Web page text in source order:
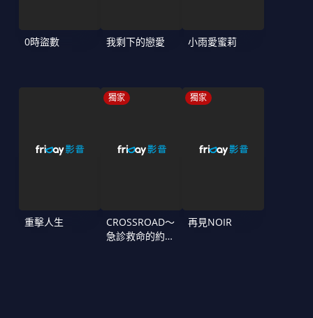
0時盜數 我剩下的戀愛 小雨愛蜜莉
重擊人生
獨家
CROSSROAD～
急診救命的約定
獨家
再見NOIR